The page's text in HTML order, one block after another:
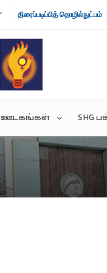
திரைப்படிப்பித் தொழில்நுட்பம்
ஊடகங்கள்
பரிந்துரை
SHG